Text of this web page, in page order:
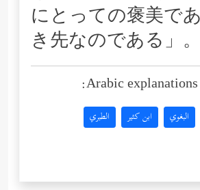
にとっての褒美で
き先なのである」。
Arabic explanations
البغوي ابن كثير الطبري